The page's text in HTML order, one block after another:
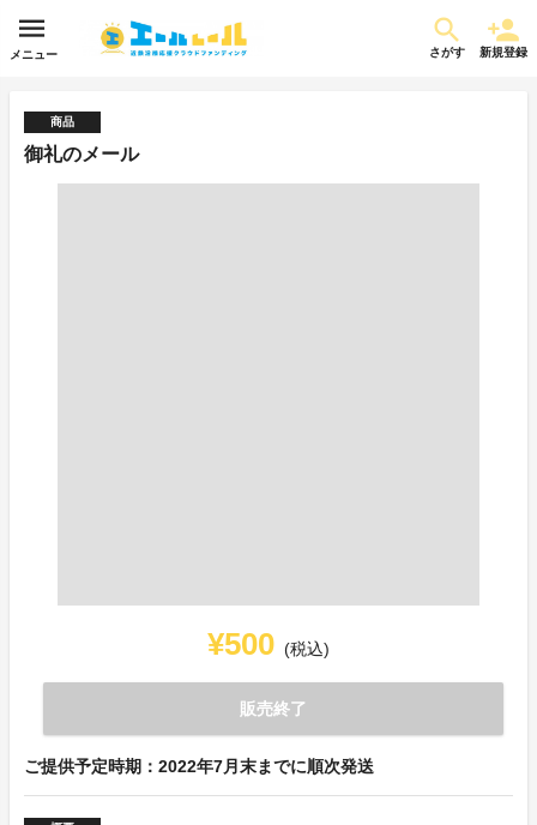
メニュー さがす 新規登録
商品
御礼のメール
¥500 (税込)
販売終了
ご提供予定時期：2022年7月末までに順次発送